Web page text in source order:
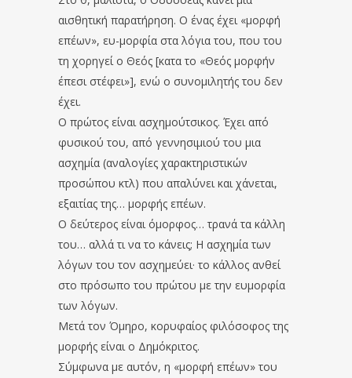
αισθητική παρατήρηση. Ο ένας έχει «μορφή
επέων», ευ-μορφία στα λόγια του, που του
τη χορηγεί ο Θεός [κατα το «Θεός μορφήν
έπεσι στέφει»], ενώ ο συνομιλητής του δεν
έχει.
Ο πρώτος είναι ασχημούτσικος. Έχει από
φυσικού του, από γεννησιμιού του μια
ασχημία (αναλογίες χαρακτηριστικών
προσώπου κτλ) που απαλύνει και χάνεται,
εξαιτίας της… μορφής επέων.
Ο δεύτερος είναι όμορφος… τρανά τα κάλλη
του… αλλά τι να το κάνεις; Η ασχημία των
λόγων του τον ασχημεύει· το κάλλος ανθεί
στο πρόσωπο του πρώτου με την ευμορφία
των λόγων.
Μετά τον Όμηρο, κορυφαίος φιλόσοφος της
μορφής είναι ο Δημόκριτος.
Σύμφωνα με αυτόν, η «μορφή επέων» του